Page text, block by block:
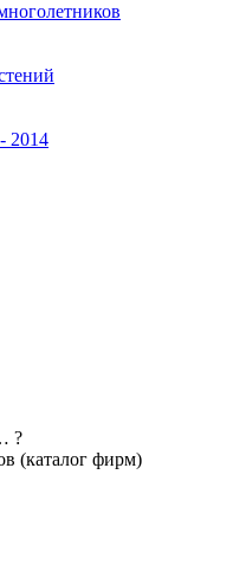
2014
?
(каталог фирм)